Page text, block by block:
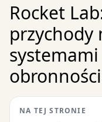
Rocket
przychody
NA TEJ STRONIE